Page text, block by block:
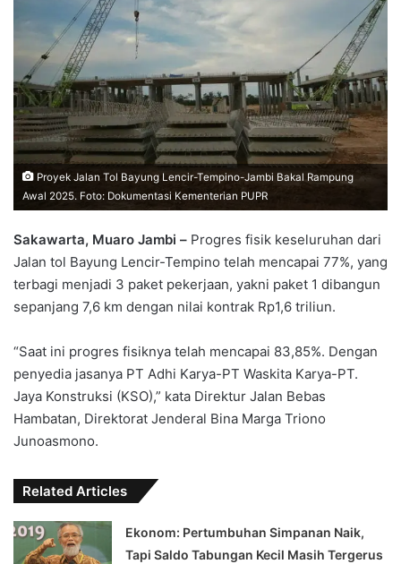
Proyek Jalan Tol Bayung Lencir-Tempino-Jambi Bakal Rampung
Awal 2025. Foto: Dokumentasi Kementerian PUPR
Sakawarta, Muaro Jambi – Progres fisik keseluruhan dari
Jalan tol Bayung Lencir-Tempino telah mencapai 77%, yang
terbagi menjadi 3 paket pekerjaan, yakni paket 1 dibangun
sepanjang 7,6 km dengan nilai kontrak Rp1,6 triliun.
“Saat ini progres fisiknya telah mencapai 83,85%. Dengan
penyedia jasanya PT Adhi Karya-PT Waskita Karya-PT.
Jaya Konstruksi (KSO),” kata Direktur Jalan Bebas
Hambatan, Direktorat Jenderal Bina Marga Triono
Junoasmono.
Related Articles
Ekonom: Pertumbuhan Simpanan Naik,
Tapi Saldo Tabungan Kecil Masih Tergerus